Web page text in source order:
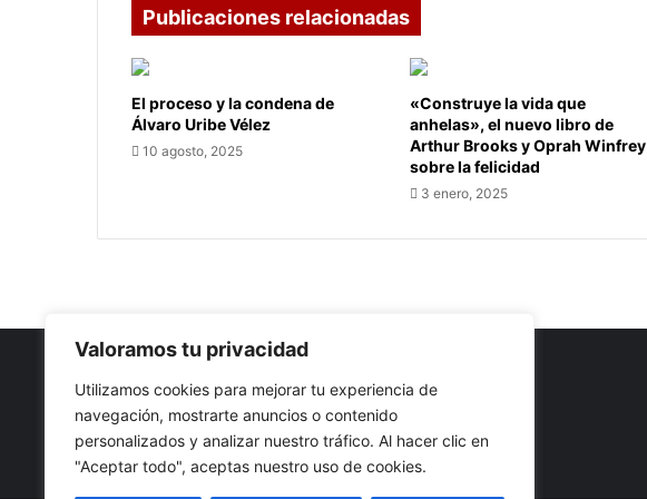
Valoramos tu privacidad
Utilizamos cookies para mejorar tu experiencia de
navegación, mostrarte anuncios o contenido
personalizados y analizar nuestro tráfico. Al hacer clic en
"Aceptar todo", aceptas nuestro uso de cookies.
Publicaciones relacionadas
El proceso y la condena de
Álvaro Uribe Vélez
10 agosto, 2025
«Construye la vida que
anhelas», el nuevo libro de
Arthur Brooks y Oprah Winfrey
sobre la felicidad
3 enero, 2025
Nuestro propósito: Compartir opinión, actualidad y noticias
con la mejor calidad y sin censura.